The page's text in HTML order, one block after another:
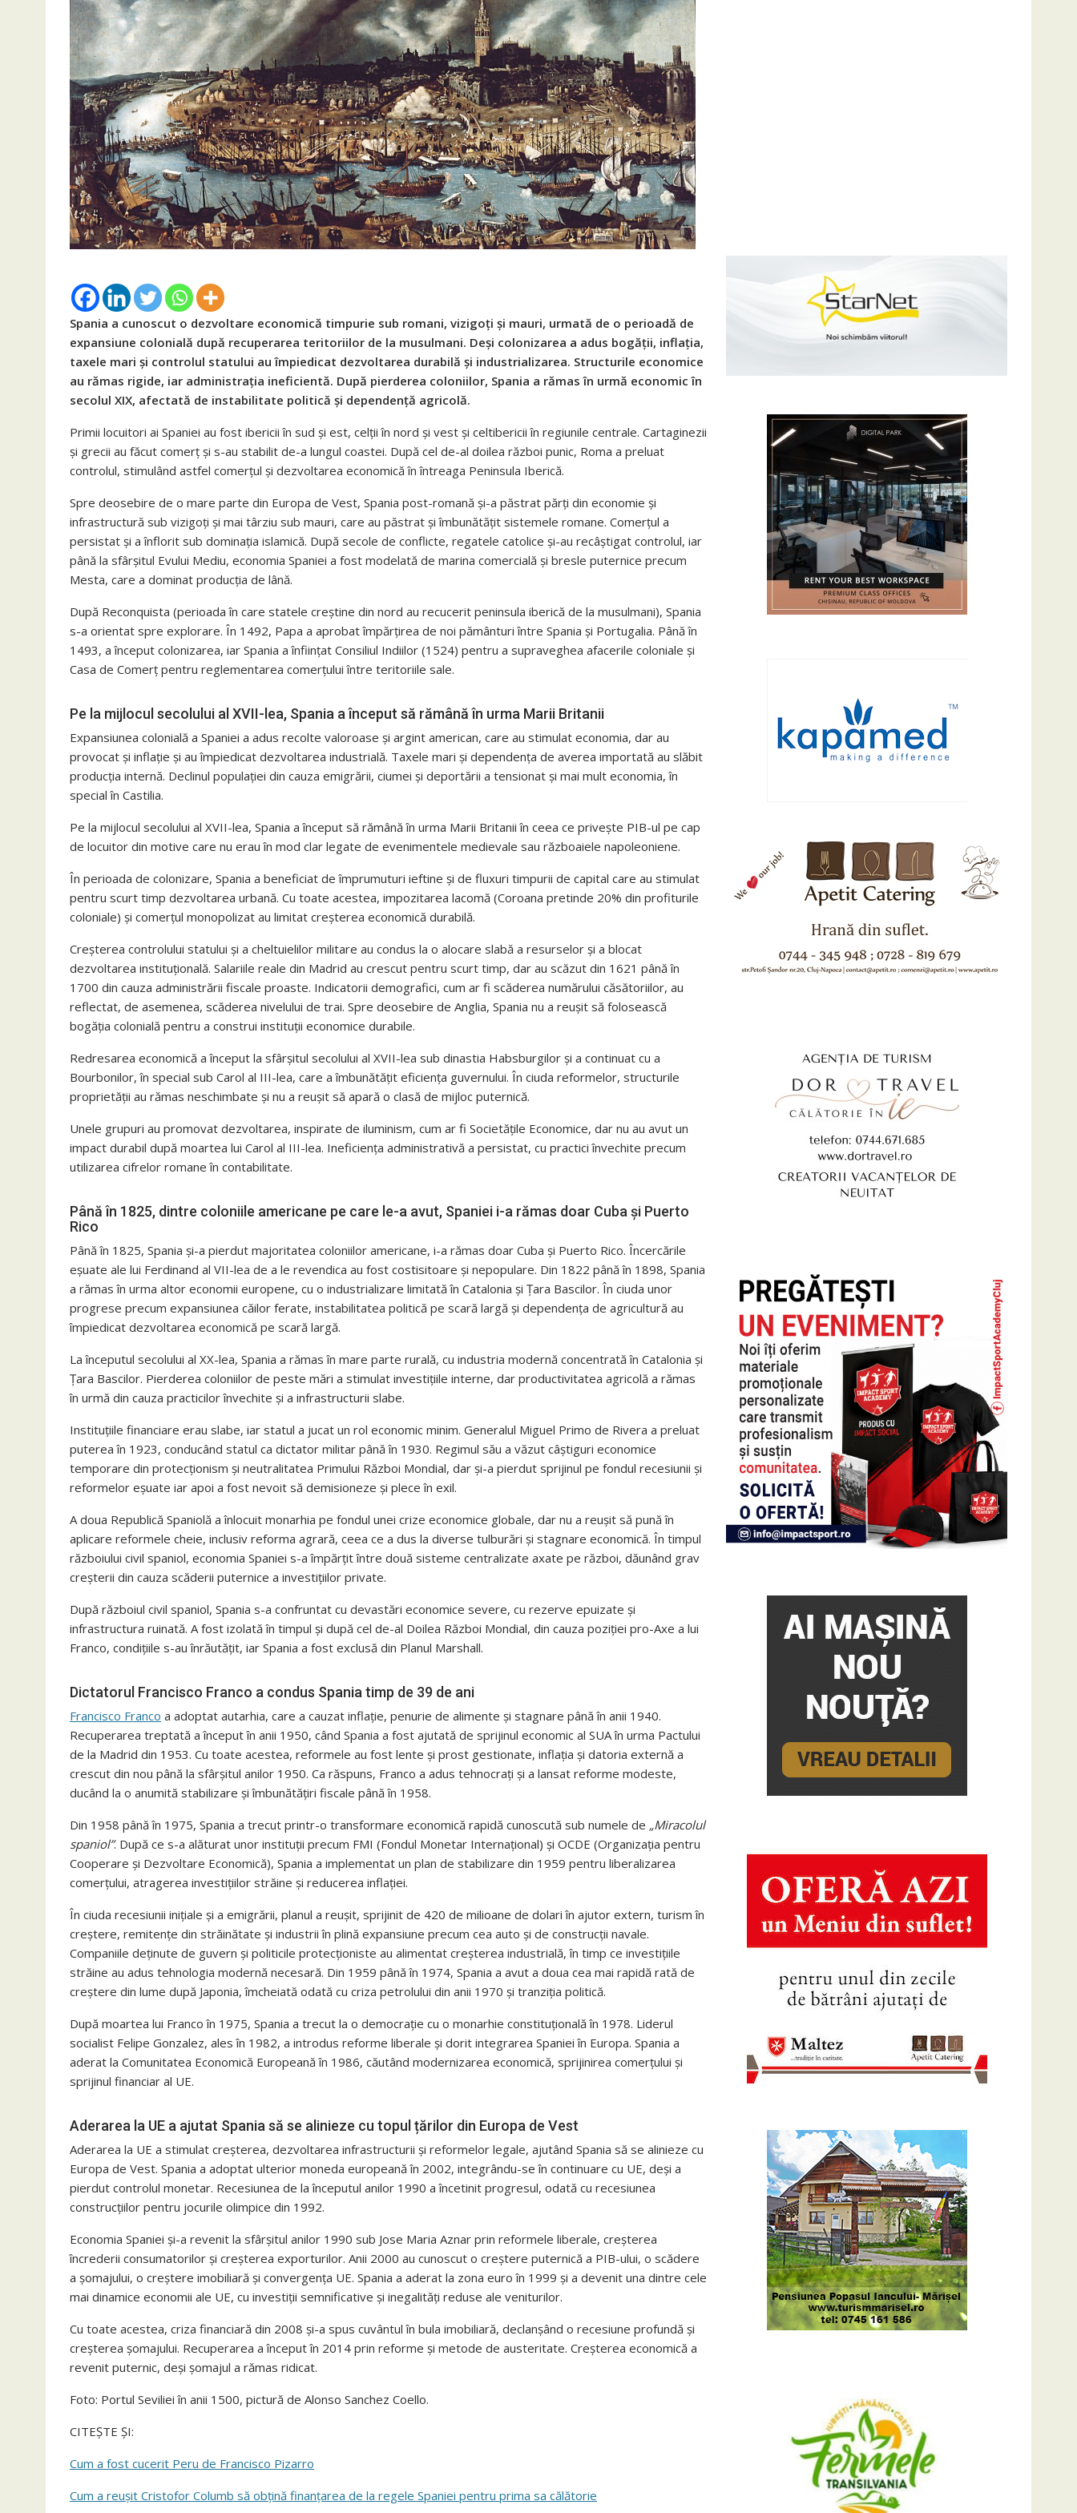
Spania a cunoscut o dezvoltare economică timpurie sub romani, vizigoți și mauri, urmată de o perioadă de
expansiune colonială după recuperarea teritoriilor de la musulmani. Deși colonizarea a adus bogății, inflația,
taxele mari și controlul statului au împiedicat dezvoltarea durabilă și industrializarea. Structurile economice
au rămas rigide, iar administrația ineficientă. După pierderea coloniilor, Spania a rămas în urmă economic în
secolul XIX, afectată de instabilitate politică și dependență agricolă.
Primii locuitori ai Spaniei au fost ibericii în sud și est, celții în nord și vest și celtibericii în regiunile centrale. Cartaginezii
și grecii au făcut comerț și s-au stabilit de-a lungul coastei. După cel de-al doilea război punic, Roma a preluat
controlul, stimulând astfel comerțul și dezvoltarea economică în întreaga Peninsula Iberică.
Spre deosebire de o mare parte din Europa de Vest, Spania post-romană și-a păstrat părți din economie și
infrastructură sub vizigoți și mai târziu sub mauri, care au păstrat și îmbunătățit sistemele romane. Comerțul a
persistat și a înflorit sub dominația islamică. După secole de conflicte, regatele catolice și-au recâștigat controlul, iar
până la sfârșitul Evului Mediu, economia Spaniei a fost modelată de marina comercială și bresle puternice precum
Mesta, care a dominat producția de lână.
După Reconquista (perioada în care statele creștine din nord au recucerit peninsula iberică de la musulmani), Spania
s-a orientat spre explorare. În 1492, Papa a aprobat împărțirea de noi pământuri între Spania și Portugalia. Până în
1493, a început colonizarea, iar Spania a înființat Consiliul Indiilor (1524) pentru a supraveghea afacerile coloniale și
Casa de Comerț pentru reglementarea comerțului între teritoriile sale.
Pe la mijlocul secolului al XVII-lea, Spania a început să rămână în urma Marii Britanii
Expansiunea colonială a Spaniei a adus recolte valoroase și argint american, care au stimulat economia, dar au
provocat și inflație și au împiedicat dezvoltarea industrială. Taxele mari și dependența de averea importată au slăbit
producția internă. Declinul populației din cauza emigrării, ciumei și deportării a tensionat și mai mult economia, în
special în Castilia.
Pe la mijlocul secolului al XVII-lea, Spania a început să rămână în urma Marii Britanii în ceea ce privește PIB-ul pe cap
de locuitor din motive care nu erau în mod clar legate de evenimentele medievale sau războaiele napoleoniene.
În perioada de colonizare, Spania a beneficiat de împrumuturi ieftine și de fluxuri timpurii de capital care au stimulat
pentru scurt timp dezvoltarea urbană. Cu toate acestea, impozitarea lacomă (Coroana pretinde 20% din profiturile
coloniale) și comerțul monopolizat au limitat creșterea economică durabilă.
Creșterea controlului statului și a cheltuielilor militare au condus la o alocare slabă a resurselor și a blocat
dezvoltarea instituțională. Salariile reale din Madrid au crescut pentru scurt timp, dar au scăzut din 1621 până în
1700 din cauza administrării fiscale proaste. Indicatorii demografici, cum ar fi scăderea numărului căsătoriilor, au
reflectat, de asemenea, scăderea nivelului de trai. Spre deosebire de Anglia, Spania nu a reușit să folosească
bogăția colonială pentru a construi instituții economice durabile.
Redresarea economică a început la sfârșitul secolului al XVII-lea sub dinastia Habsburgilor și a continuat cu a
Bourbonilor, în special sub Carol al III-lea, care a îmbunătățit eficiența guvernului. În ciuda reformelor, structurile
proprietății au rămas neschimbate și nu a reușit să apară o clasă de mijloc puternică.
Unele grupuri au promovat dezvoltarea, inspirate de iluminism, cum ar fi Societățile Economice, dar nu au avut un
impact durabil după moartea lui Carol al III-lea. Ineficiența administrativă a persistat, cu practici învechite precum
utilizarea cifrelor romane în contabilitate.
Până în 1825, dintre coloniile americane pe care le-a avut, Spaniei i-a rămas doar Cuba și Puerto
Rico
Până în 1825, Spania și-a pierdut majoritatea coloniilor americane, i-a rămas doar Cuba și Puerto Rico. Încercările
eșuate ale lui Ferdinand al VII-lea de a le revendica au fost costisitoare și nepopulare. Din 1822 până în 1898, Spania
a rămas în urma altor economii europene, cu o industrializare limitată în Catalonia și Țara Bascilor. În ciuda unor
progrese precum expansiunea căilor ferate, instabilitatea politică pe scară largă și dependența de agricultură au
împiedicat dezvoltarea economică pe scară largă.
La începutul secolului al XX-lea, Spania a rămas în mare parte rurală, cu industria modernă concentrată în Catalonia și
Țara Bascilor. Pierderea coloniilor de peste mări a stimulat investițiile interne, dar productivitatea agricolă a rămas
în urmă din cauza practicilor învechite și a infrastructurii slabe.
Instituțiile financiare erau slabe, iar statul a jucat un rol economic minim. Generalul Miguel Primo de Rivera a preluat
puterea în 1923, conducând statul ca dictator militar până în 1930. Regimul său a văzut câștiguri economice
temporare din protecționism și neutralitatea Primului Război Mondial, dar și-a pierdut sprijinul pe fondul recesiunii și
reformelor eșuate iar apoi a fost nevoit să demisioneze și plece în exil.
A doua Republică Spaniolă a înlocuit monarhia pe fondul unei crize economice globale, dar nu a reușit să pună în
aplicare reformele cheie, inclusiv reforma agrară, ceea ce a dus la diverse tulburări și stagnare economică. În timpul
războiului civil spaniol, economia Spaniei s-a împărțit între două sisteme centralizate axate pe război, dăunând grav
creșterii din cauza scăderii puternice a investițiilor private.
După războiul civil spaniol, Spania s-a confruntat cu devastări economice severe, cu rezerve epuizate și
infrastructura ruinată. A fost izolată în timpul și după cel de-al Doilea Război Mondial, din cauza poziției pro-Axe a lui
Franco, condițiile s-au înrăutățit, iar Spania a fost exclusă din Planul Marshall.
Dictatorul Francisco Franco a condus Spania timp de 39 de ani
Francisco Franco a adoptat autarhia, care a cauzat inflație, penurie de alimente și stagnare până în anii 1940.
Recuperarea treptată a început în anii 1950, când Spania a fost ajutată de sprijinul economic al SUA în urma Pactului
de la Madrid din 1953. Cu toate acestea, reformele au fost lente și prost gestionate, inflația și datoria externă a
crescut din nou până la sfârșitul anilor 1950. Ca răspuns, Franco a adus tehnocrați și a lansat reforme modeste,
ducând la o anumită stabilizare și îmbunătățiri fiscale până în 1958.
Din 1958 până în 1975, Spania a trecut printr-o transformare economică rapidă cunoscută sub numele de „Miracolul
spaniol”. După ce s-a alăturat unor instituții precum FMI (Fondul Monetar Internațional) și OCDE (Organizația pentru
Cooperare și Dezvoltare Economică), Spania a implementat un plan de stabilizare din 1959 pentru liberalizarea
comerțului, atragerea investițiilor străine și reducerea inflației.
În ciuda recesiunii inițiale și a emigrării, planul a reușit, sprijinit de 420 de milioane de dolari în ajutor extern, turism în
creștere, remitențe din străinătate și industrii în plină expansiune precum cea auto și de construcții navale.
Companiile deținute de guvern și politicile protecționiste au alimentat creșterea industrială, în timp ce investițiile
străine au adus tehnologia modernă necesară. Din 1959 până în 1974, Spania a avut a doua cea mai rapidă rată de
creștere din lume după Japonia, îmcheiată odată cu criza petrolului din anii 1970 și tranziția politică.
După moartea lui Franco în 1975, Spania a trecut la o democrație cu o monarhie constituțională în 1978. Liderul
socialist Felipe Gonzalez, ales în 1982, a introdus reforme liberale și dorit integrarea Spaniei în Europa. Spania a
aderat la Comunitatea Economică Europeană în 1986, căutând modernizarea economică, sprijinirea comerțului și
sprijinul financiar al UE.
Aderarea la UE a ajutat Spania să se alinieze cu topul țărilor din Europa de Vest
Aderarea la UE a stimulat creșterea, dezvoltarea infrastructurii și reformelor legale, ajutând Spania să se alinieze cu
Europa de Vest. Spania a adoptat ulterior moneda europeană în 2002, integrându-se în continuare cu UE, deși a
pierdut controlul monetar. Recesiunea de la începutul anilor 1990 a încetinit progresul, odată cu recesiunea
construcțiilor pentru jocurile olimpice din 1992.
Economia Spaniei și-a revenit la sfârșitul anilor 1990 sub Jose Maria Aznar prin reformele liberale, creșterea
încrederii consumatorilor și creșterea exporturilor. Anii 2000 au cunoscut o creștere puternică a PIB-ului, o scădere
a șomajului, o creștere imobiliară și convergența UE. Spania a aderat la zona euro în 1999 și a devenit una dintre cele
mai dinamice economii ale UE, cu investiții semnificative și inegalități reduse ale veniturilor.
Cu toate acestea, criza financiară din 2008 și-a spus cuvântul în bula imobiliară, declanșând o recesiune profundă și
creșterea șomajului. Recuperarea a început în 2014 prin reforme și metode de austeritate. Creșterea economică a
revenit puternic, deși șomajul a rămas ridicat.
Foto: Portul Seviliei în anii 1500, pictură de Alonso Sanchez Coello.
CITEȘTE ȘI:
Cum a fost cucerit Peru de Francisco Pizarro
Cum a reușit Cristofor Columb să obțină finanțarea de la regele Spaniei pentru prima sa călătorie